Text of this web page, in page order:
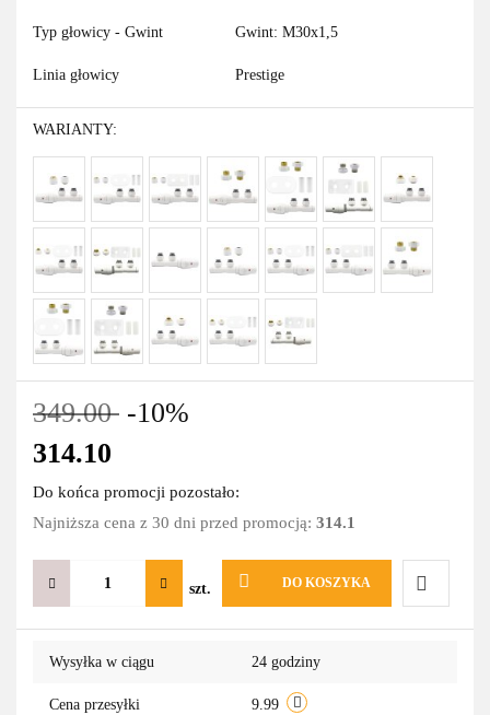
Typ głowicy - Gwint Gwint: M30x1,5
Linia głowicy Prestige
WARIANTY:
349.00 -10%
314.10
Do końca promocji pozostało:
Najniższa cena z 30 dni przed promocją: 314.1
szt. DO KOSZYKA
Do
Wysyłka w ciągu 24 godziny
Cena przesyłki 9.99